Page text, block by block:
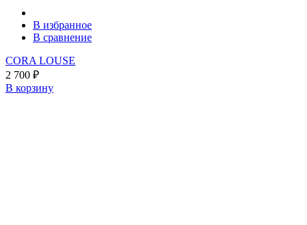
В избранное
В сравнение
CORA LOUSE
2 700 ₽
В корзину